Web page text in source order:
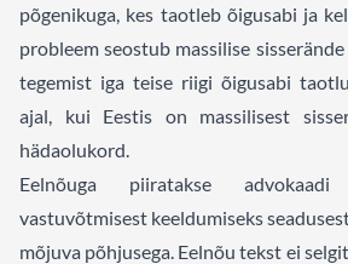
põgenikuga, kes taotleb õigusabi ja
probleem seostub massilise
tegemist iga teise riigi õigusabi
ajal, kui Eestis on massilisest
hädaolukord.
Eelnõuga piiratakse
vastuvõtmisest keeldumiseks
mõjuva põhjusega. Eelnõu tekst ei